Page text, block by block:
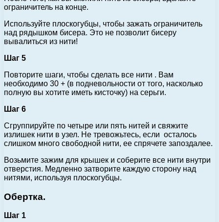
ограничитель на конце.
Используйте плоскогубцы, чтобы зажать ограничитель
над рядышком бисера. Это не позволит бисеру
вывалиться из нити!
Шаг 5
Повторите шаги, чтобы сделать все нити . Вам
необходимо 30 + (в подневольности от того, насколько
полную вы хотите иметь кисточку) на серьги.
Шаг 6
Сгруппируйте по четыре или пять нитей и свяжите
излишек нити в узел. Не тревожьтесь, если осталось
слишком много свободной нити, ее спрячете запоздалее.
Возьмите зажим для крышек и соберите все нити внутри
отверстия. Медленно затворите каждую сторону над
нитями, используя плоскогубцы.
Обертка.
Шаг 1